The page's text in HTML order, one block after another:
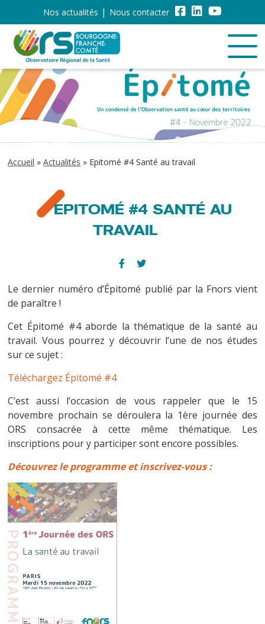
Nos actualités Nous contacter
Accueil »Actualités » Epitomé #4 Santé au travail
EPITOMÉ #4 SANTÉ AU
TRAVAIL
Le dernier numéro d’Épitomé publié par la Fnors vient
de paraître !
Cet Épitomé #4 aborde la thématique de la santé au
travail. Vous pourrez y découvrir l’une de nos études
sur ce sujet :
Téléchargez Épitomé #4
C’est aussi l’occasion de vous rappeler que le 15
novembre prochain se déroulera la 1ère journée des
ORS consacrée à cette même thématique. Les
inscriptions pour y participer sont encore possibles.
Découvrez le programme et inscrivez-vous :